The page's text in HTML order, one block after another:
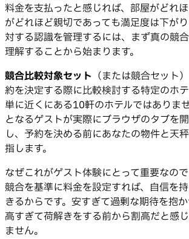
料金を支払ったと感じれば、部屋がどれ
がどれほど親切であっても満足度は下が
対する認識を管理するには、まず真の競
理解することから始まります。
競合比較対象セット （または競合セット
約を決定する際に比較検討する特定のホテ
単に近くにある10軒のホテルではありま
となるゲストが実際にブラウザのタブを
し、予約を決める前にあなたの物件と天
指します。
なぜこれがゲスト体験にとって重要なの
競合を基準に料金を設定すれば、自信を
きるからです。安すぎて過剰な期待を抱か
高すぎて荷解きをする前から割高だと感
ません。